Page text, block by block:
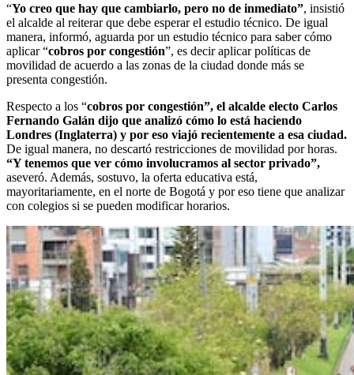
“Yo creo que hay que cambiarlo, pero no de inmediato”, insistió
el alcalde al reiterar que debe esperar el estudio técnico. De igual
manera, informó, aguarda por un estudio técnico para saber cómo
aplicar “cobros por congestión”, es decir aplicar políticas de
movilidad de acuerdo a las zonas de la ciudad donde más se
presenta congestión.
Respecto a los “cobros por congestión”, el alcalde electo Carlos
Fernando Galán dijo que analizó cómo lo está haciendo
Londres (Inglaterra) y por eso viajó recientemente a esa ciudad.
De igual manera, no descartó restricciones de movilidad por horas.
“Y tenemos que ver cómo involucramos al sector privado”,
aseveró. Además, sostuvo, la oferta educativa está,
mayoritariamente, en el norte de Bogotá y por eso tiene que analizar
con colegios si se pueden modificar horarios.